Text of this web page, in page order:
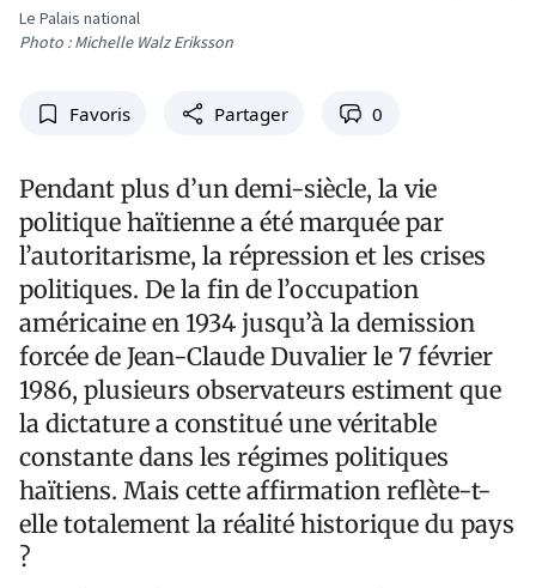
Le Palais national
Photo : Michelle Walz Eriksson
Favoris Partager 0
Pendant plus d’un demi-siècle, la vie
politique haïtienne a été marquée par
l’autoritarisme, la répression et les crises
politiques. De la fin de l’occupation
américaine en 1934 jusqu’à la demission
forcée de Jean-Claude Duvalier le 7 février
1986, plusieurs observateurs estiment que
la dictature a constitué une véritable
constante dans les régimes politiques
haïtiens. Mais cette affirmation reflète-t-
elle totalement la réalité historique du pays
?